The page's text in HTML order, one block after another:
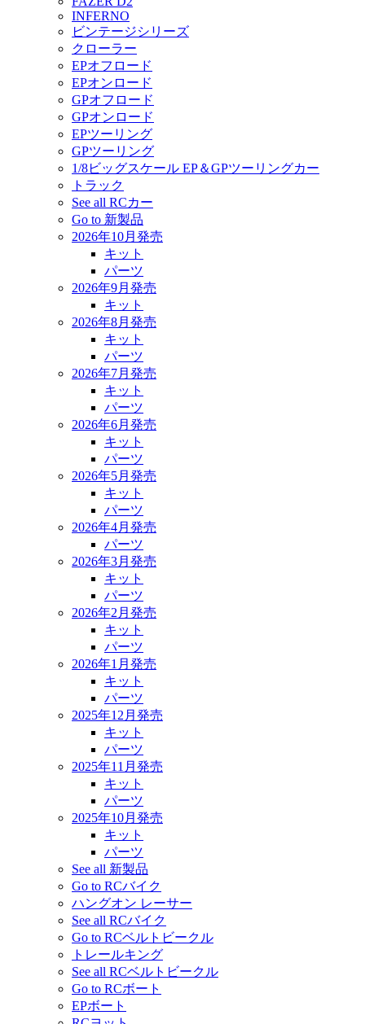
INFERNO
ビンテージシリーズ
クローラー
EPオフロード
EPオンロード
GPオフロード
GPオンロード
EPツーリング
GPツーリング
1/8ビッグスケール EP＆GPツーリングカー
トラック
See all RCカー
Go to 新製品
2026年10月発売
キット
パーツ
2026年9月発売
キット
2026年8月発売
キット
パーツ
2026年7月発売
キット
パーツ
2026年6月発売
キット
パーツ
2026年5月発売
キット
パーツ
2026年4月発売
パーツ
2026年3月発売
キット
パーツ
2026年2月発売
キット
パーツ
2026年1月発売
キット
パーツ
2025年12月発売
キット
パーツ
2025年11月発売
キット
パーツ
2025年10月発売
キット
パーツ
See all 新製品
Go to RCバイク
ハングオン レーサー
See all RCバイク
Go to RCベルトビークル
トレールキング
See all RCベルトビークル
Go to RCボート
EPボート